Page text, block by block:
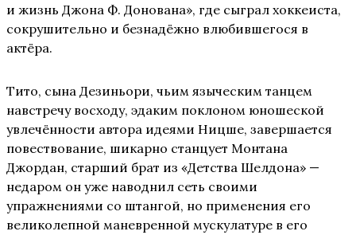
и жизнь Джона Ф. Донована», где сыграл хоккеиста,
сокрушительно и безнадёжно влюбившегося в
актёра.
Тито, сына Дезиньори, чьим языческим танцем
навстречу восходу, эдаким поклоном юношеской
увлечённости автора идеями Ницше, завершается
повествование, шикарно станцует Монтана
Джордан, старший брат из «Детства Шелдона» —
недаром он уже наводнил сеть своими
упражнениями со штангой, но применения его
великолепной маневренной мускулатуре в его